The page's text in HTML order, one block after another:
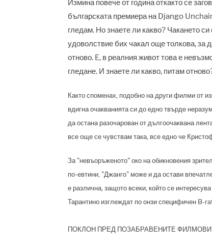
Измина повече от година откакто се
българската премиера на Django
гледам. Но знаете ли какво? Чакането
удоволствие бих чакал още толкова, за
отново. E, в реалния живот това е
гледане. И знаете ли какво, питам
Както споменах, подобно на други филми от
вдигна очакванията си до едно твърде
да остана разочарован от дългоочаквана
все още се чувствам така, все едно че
За "невъоръженото" око на обикновения
по-евтини, "Джанго" може и да остави
е различна, защото всеки, който се
Тарантино изглеждат по онзи специфичен B-
ПОКЛОН ПРЕД ПОЗАБРАВЕНИТЕ